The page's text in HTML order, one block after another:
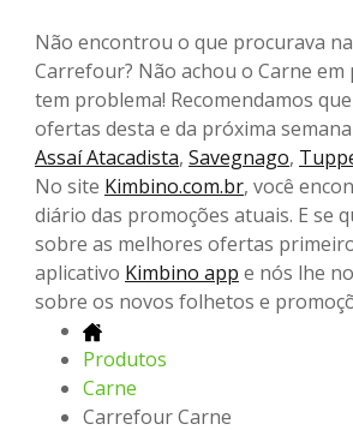
Não encontrou o que procurava
Carrefour? Não achou o Carne em
tem problema! Recomendamos
ofertas desta e da próxima
Assaí Atacadista, Savegnago,
No site Kimbino.com.br, você
diário das promoções atuais. E se
sobre as melhores ofertas
aplicativo Kimbino app e nós lhe
sobre os novos folhetos e
Produtos
Carne
Carrefour Carne